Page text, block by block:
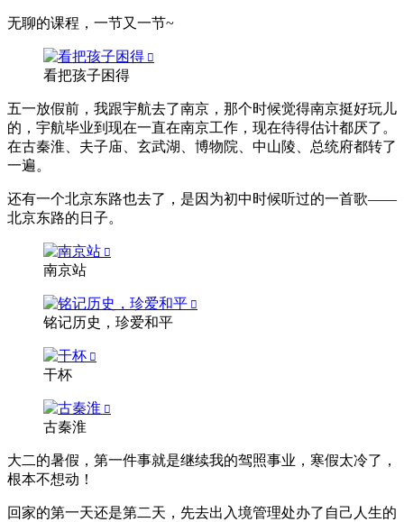
无聊的课程，一节又一节~
看把孩子困得
五一放假前，我跟宇航去了南京，那个时候觉得南京挺好玩儿
的，宇航毕业到现在一直在南京工作，现在待得估计都厌了。
在古秦淮、夫子庙、玄武湖、博物院、中山陵、总统府都转了
一遍。
还有一个北京东路也去了，是因为初中时候听过的一首歌——
北京东路的日子。
南京站
铭记历史，珍爱和平
干杯
古秦淮
大二的暑假，第一件事就是继续我的驾照事业，寒假太冷了，
根本不想动！
回家的第一天还是第二天，先去出入境管理处办了自己人生的